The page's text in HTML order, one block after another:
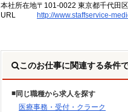
本社所在地〒101-0022 東京都千代田
URL
http://www.staffservice-
このお仕事に関連する条件
同じ職種から求人を探す
医療事務・受付・クラーク